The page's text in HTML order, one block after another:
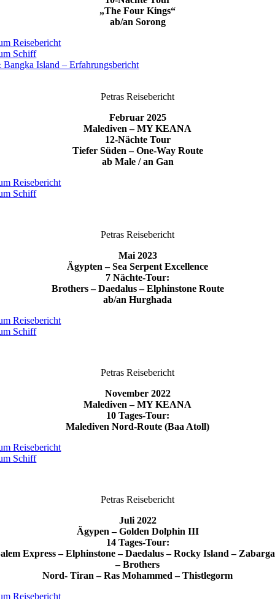
„The Four Kings“
ab/an Sorong
Reisebericht
Schiff
Bangka Island – Erfahrungsbericht
Petras Reisebericht
Februar 2025
Malediven – MY KEANA
12-Nächte Tour
Tiefer Süden – One-Way Route
ab Male / an Gan
Reisebericht
Schiff
Petras Reisebericht
Mai 2023
Ägypten – Sea Serpent Excellence
7 Nächte-Tour:
Brothers – Daedalus – Elphinstone Route
ab/an Hurghada
Reisebericht
Schiff
Petras Reisebericht
November 2022
Malediven – MY KEANA
10 Tages-Tour:
Malediven Nord-Route (Baa Atoll)
Reisebericht
Schiff
Petras Reisebericht
Juli 2022
Ägypen – Golden Dolphin III
14 Tages-Tour:
Express – Elphinstone – Daedalus – Rocky Island –
–Brothers
Nord- Tiran – Ras Mohammed – Thistlegorm
Reisebericht